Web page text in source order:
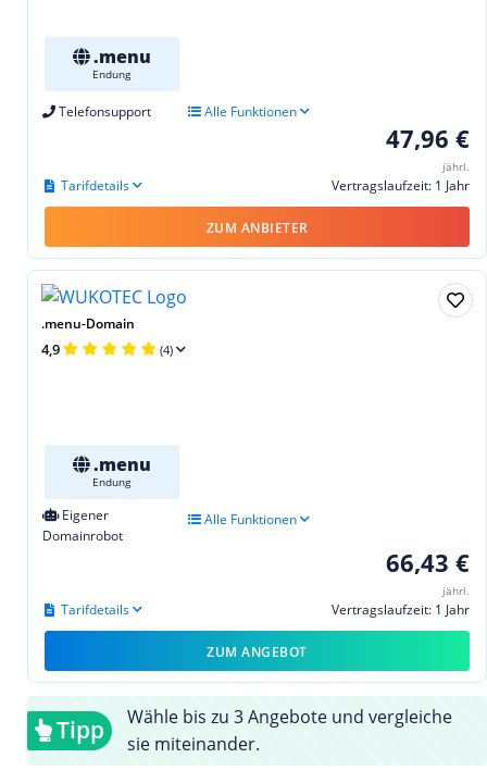
.menu
Endung
Telefonsupport Alle Funktionen
47,96 €
jährl.
Vertragslaufzeit: 1 Jahr
Tarifdetails
ZUM ANBIETER
.menu-Domain
4,9 (4)
.menu
Endung
Eigener
Domainrobot
Alle Funktionen
66,43 €
jährl.
Vertragslaufzeit: 1 Jahr
Tarifdetails
ZUM ANGEBOT
Tipp
Wähle bis zu 3 Angebote und vergleiche
sie miteinander.